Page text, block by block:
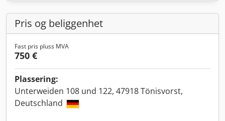
Pris og beliggenhet
Fast pris pluss MVA
750 €
Plassering:
Unterweiden 108 und 122, 47918 Tönisvorst,
Deutschland